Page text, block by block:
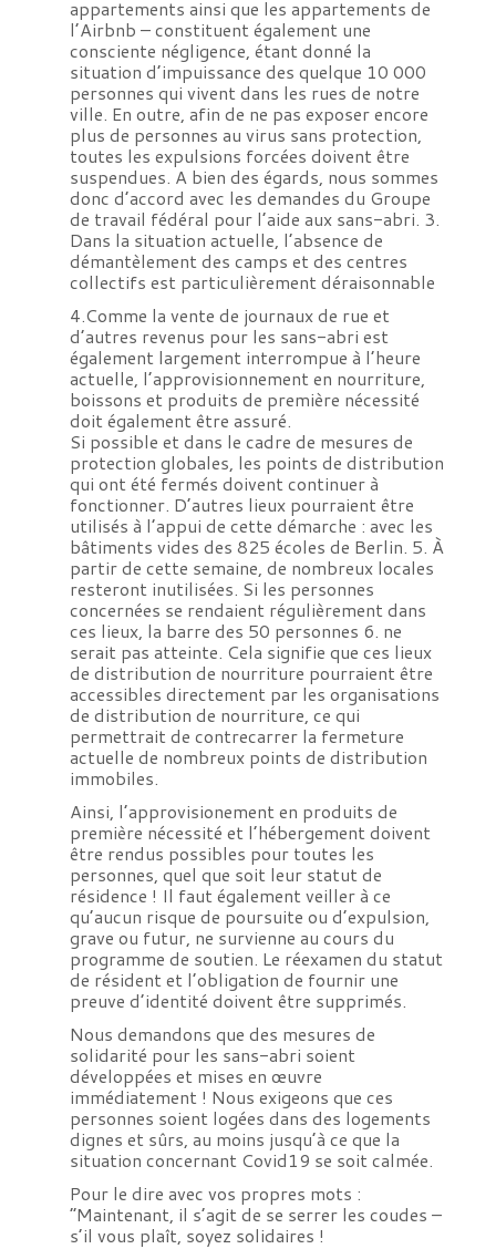
appartements ainsi que les appartements de
l’Airbnb – constituent également une
consciente négligence, étant donné la
situation d’impuissance des quelque 10 000
personnes qui vivent dans les rues de notre
ville. En outre, afin de ne pas exposer encore
plus de personnes au virus sans protection,
toutes les expulsions forcées doivent être
suspendues. A bien des égards, nous sommes
donc d’accord avec les demandes du Groupe
de travail fédéral pour l’aide aux sans-abri. 3.
Dans la situation actuelle, l’absence de
démantèlement des camps et des centres
collectifs est particulièrement déraisonnable
4.Comme la vente de journaux de rue et
d’autres revenus pour les sans-abri est
également largement interrompue à l’heure
actuelle, l’approvisionnement en nourriture,
boissons et produits de première nécessité
doit également être assuré.
Si possible et dans le cadre de mesures de
protection globales, les points de distribution
qui ont été fermés doivent continuer à
fonctionner. D’autres lieux pourraient être
utilisés à l’appui de cette démarche : avec les
bâtiments vides des 825 écoles de Berlin. 5. À
partir de cette semaine, de nombreux locales
resteront inutilisées. Si les personnes
concernées se rendaient régulièrement dans
ces lieux, la barre des 50 personnes 6. ne
serait pas atteinte. Cela signifie que ces lieux
de distribution de nourriture pourraient être
accessibles directement par les organisations
de distribution de nourriture, ce qui
permettrait de contrecarrer la fermeture
actuelle de nombreux points de distribution
immobiles.
Ainsi, l’approvisionement en produits de
première nécessité et l’hébergement doivent
être rendus possibles pour toutes les
personnes, quel que soit leur statut de
résidence ! Il faut également veiller à ce
qu’aucun risque de poursuite ou d’expulsion,
grave ou futur, ne survienne au cours du
programme de soutien. Le réexamen du statut
de résident et l’obligation de fournir une
preuve d’identité doivent être supprimés.
Nous demandons que des mesures de
solidarité pour les sans-abri soient
développées et mises en œuvre
immédiatement ! Nous exigeons que ces
personnes soient logées dans des logements
dignes et sûrs, au moins jusqu’à ce que la
situation concernant Covid19 se soit calmée.
Pour le dire avec vos propres mots :
“Maintenant, il s’agit de se serrer les coudes –
s’il vous plaît, soyez solidaires !